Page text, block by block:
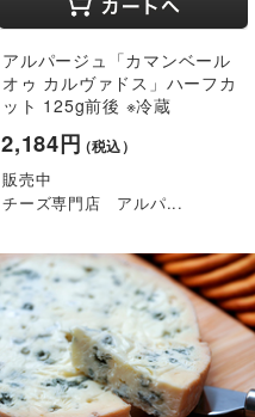
アルパージュ「カマンベール
オゥ カルヴァドス」ハーフカ
ット 125g前後 ※冷蔵
2,184円（税込）
販売中
チーズ専門店 アルパ...